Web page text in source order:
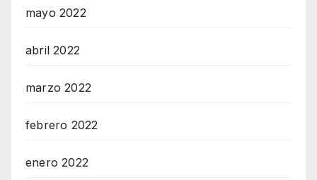
mayo 2022
abril 2022
marzo 2022
febrero 2022
enero 2022